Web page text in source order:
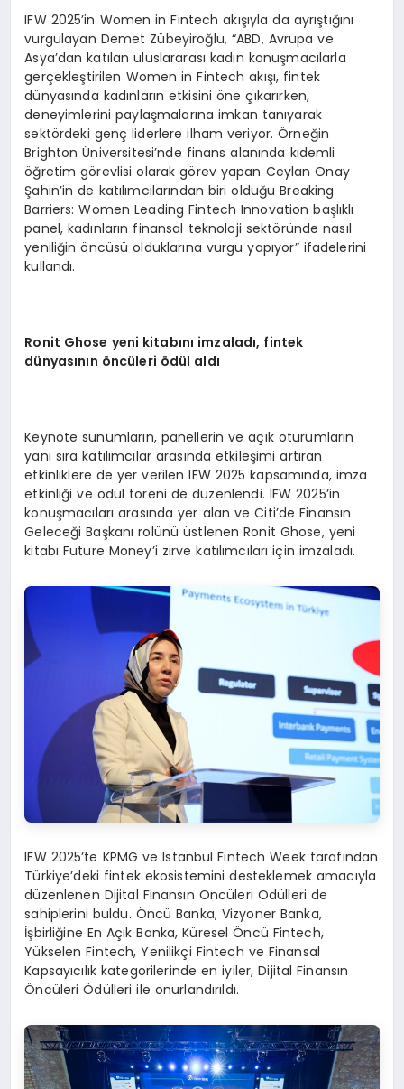
IFW 2025’in Women in Fintech akışıyla da ayrıştığını
vurgulayan Demet Zübeyiroğlu, “ABD, Avrupa ve
Asya’dan katılan uluslararası kadın konuşmacılarla
gerçekleştirilen Women in Fintech akışı, fintek
dünyasında kadınların etkisini öne çıkarırken,
deneyimlerini paylaşmalarına imkan tanıyarak
sektördeki genç liderlere ilham veriyor. Örneğin
Brighton Üniversitesi’nde finans alanında kıdemli
öğretim görevlisi olarak görev yapan Ceylan Onay
Şahin’in de katılımcılarından biri olduğu Breaking
Barriers: Women Leading Fintech Innovation başlıklı
panel, kadınların finansal teknoloji sektöründe nasıl
yeniliğin öncüsü olduklarına vurgu yapıyor” ifadelerini
kullandı.
Ronit Ghose yeni kitabını imzaladı, fintek
dünyasının öncüleri ödül aldı
Keynote sunumların, panellerin ve açık oturumların
yanı sıra katılımcılar arasında etkileşimi artıran
etkinliklere de yer verilen IFW 2025 kapsamında, imza
etkinliği ve ödül töreni de düzenlendi. IFW 2025’in
konuşmacıları arasında yer alan ve Citi’de Finansın
Geleceği Başkanı rolünü üstlenen Ronit Ghose, yeni
kitabı Future Money’i zirve katılımcıları için imzaladı.
IFW 2025’te KPMG ve Istanbul Fintech Week tarafından
Türkiye’deki fintek ekosistemini desteklemek amacıyla
düzenlenen Dijital Finansın Öncüleri Ödülleri de
sahiplerini buldu. Öncü Banka, Vizyoner Banka,
İşbirliğine En Açık Banka, Küresel Öncü Fintech,
Yükselen Fintech, Yenilikçi Fintech ve Finansal
Kapsayıcılık kategorilerinde en iyiler, Dijital Finansın
Öncüleri Ödülleri ile onurlandırıldı.